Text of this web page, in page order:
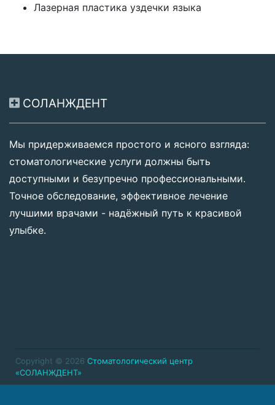
Лазерная пластика уздечки языка
СОЛАНЖДЕНТ
Мы придерживаемся простого и ясного взгляда:
стоматологические услуги должны быть
доступными и безупречно профессиональными.
Точное обследование, эффективное лечение
лучшими врачами - надёжный путь к красивой
улыбке.
Copyright © 2026 Стоматологический центр
«СОЛАНЖДЕНТ»